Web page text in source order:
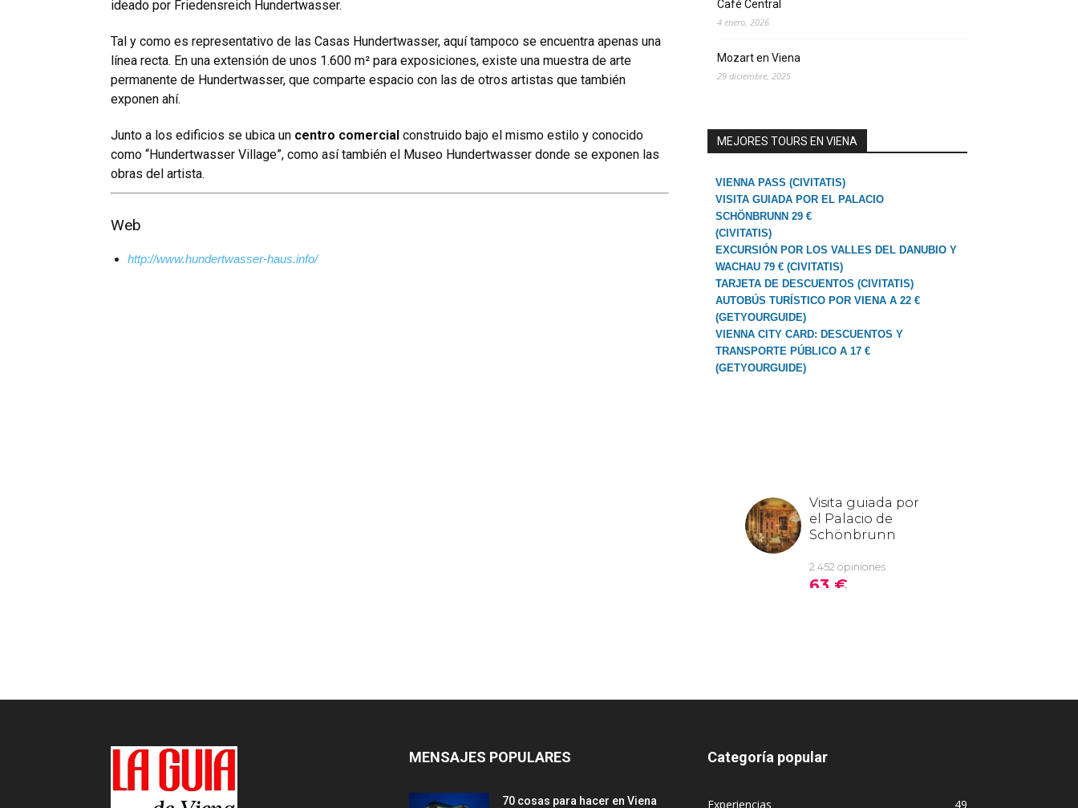
ideado por Friedensreich Hundertwasser.
Tal y como es representativo de las Casas Hundertwasser, aquí tampoco se encuentra apenas una
línea recta. En una extensión de unos 1.600 m² para exposiciones, existe una muestra de arte
permanente de Hundertwasser, que comparte espacio con las de otros artistas que también
exponen ahí.
Junto a los edificios se ubica un centro comercial construido bajo el mismo estilo y conocido
como “Hundertwasser Village”, como así también el Museo Hundertwasser donde se exponen las
obras del artista.
Web
http://www.hundertwasser-haus.info/
Café Central
4 enero, 2026
Mozart en Viena
29 diciembre, 2025
MEJORES TOURS EN VIENA
VIENNA PASS (CIVITATIS)
VISITA GUIADA POR EL PALACIO
SCHÖNBRUNN 29 €
(CIVITATIS)
EXCURSIÓN POR LOS VALLES DEL DANUBIO Y
WACHAU 79 € (CIVITATIS)
TARJETA DE DESCUENTOS (CIVITATIS)
AUTOBÚS TURÍSTICO POR VIENA A 22 €
(GETYOURGUIDE)
VIENNA CITY CARD: DESCUENTOS Y
TRANSPORTE PÚBLICO A 17 €
(GETYOURGUIDE)
MENSAJES POPULARES
70 cosas para hacer en Viena
Categoría popular
Experiencias 49